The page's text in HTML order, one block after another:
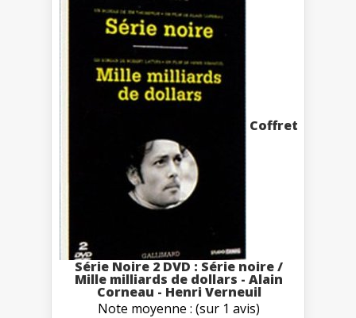
Coffret
Série Noire 2 DVD : Série noire /
Mille milliards de dollars - Alain
Corneau - Henri Verneuil
Note moyenne : (sur 1 avis)